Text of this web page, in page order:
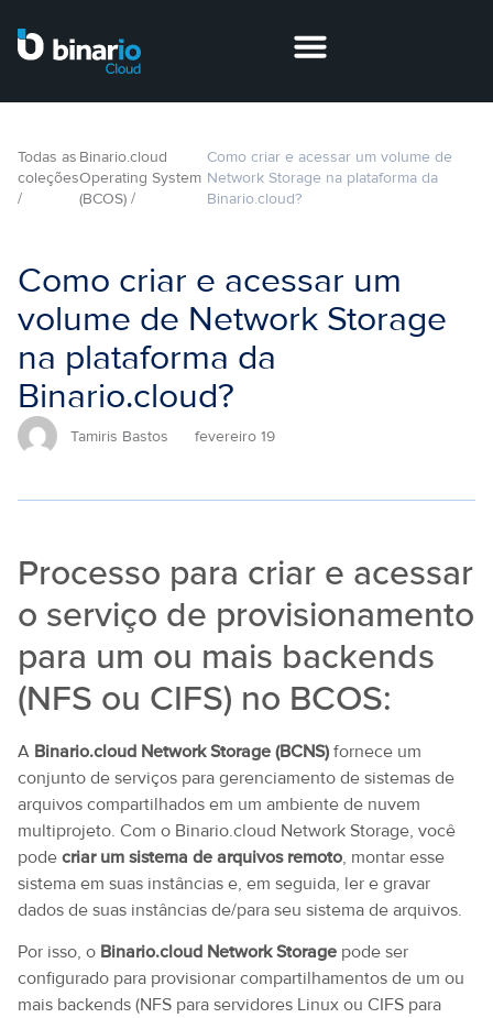
Todas as
coleções
/
Binario.cloud
Operating System
(BCOS) /
Como criar e acessar um volume de
Network Storage na plataforma da
Binario.cloud?
Como criar e acessar um
volume de Network Storage
na plataforma da
Binario.cloud?
Tamiris Bastos fevereiro 19
Processo para criar e acessar
o serviço de provisionamento
para um ou mais backends
(NFS ou CIFS) no BCOS:
A Binario.cloud Network Storage (BCNS) fornece um
conjunto de serviços para gerenciamento de sistemas de
arquivos compartilhados em um ambiente de nuvem
multiprojeto. Com o Binario.cloud Network Storage, você
pode criar um sistema de arquivos remoto, montar esse
sistema em suas instâncias e, em seguida, ler e gravar
dados de suas instâncias de/para seu sistema de arquivos.
Por isso, o Binario.cloud Network Storage pode ser
configurado para provisionar compartilhamentos de um ou
mais backends (NFS para servidores Linux ou CIFS para